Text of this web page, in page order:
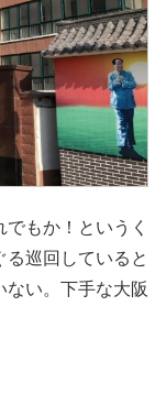
もか！というく
巡回していると
ない。下手な大阪